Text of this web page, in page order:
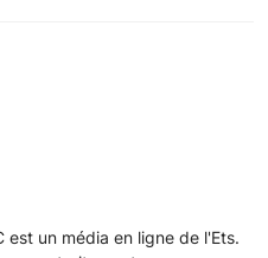
un média en ligne de l'Ets.